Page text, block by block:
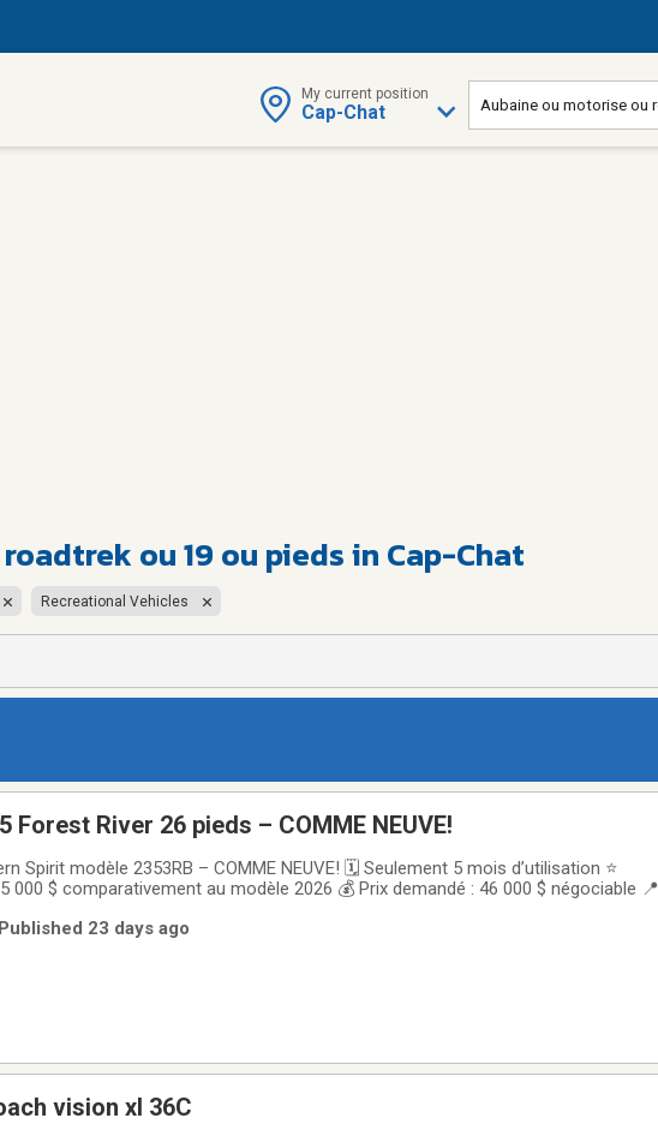
My current position
Cap-Chat
ou 19 ou pieds in Cap-Chat
Recreational Vehicles
River 26 pieds – COMME NEUVE!
Spirit modèle 2353RB – COMME NEUVE! 🗓️ Seulement 5 mois d’utilisation ⭐
000 $ comparativement au modèle 2026 💰 Prix demandé : 46 000 $ négociable 📍
celui-ci se vend actuellement
23 days ago
vision xl 36C